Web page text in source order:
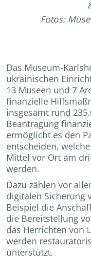
Fotos:
Das Museum-
ukrainischen
13 Museen und 7
finanzielle
insgesamt rund
Beantragung
ermöglicht es den
entscheiden,
Mittel vor Ort am
werden.
Dazu zählen vor
digitalen Sicherung
Beispiel die
die Bereitstellung
das Herrichten von
werden
unterstützt.